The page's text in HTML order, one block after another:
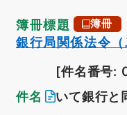
簿冊標題 簿冊
銀行局関係法令（
件名
[件名番号:
いて銀行と